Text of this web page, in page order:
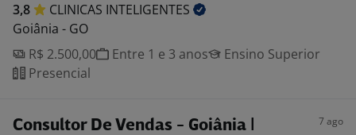
3,8 CLINICAS INTELIGENTES
Goiânia - GO
R$ 2.500,00
Entre 1 e 3 anos
Ensino Superior
Presencial
Consultor De Vendas - Goiânia |
7 ago